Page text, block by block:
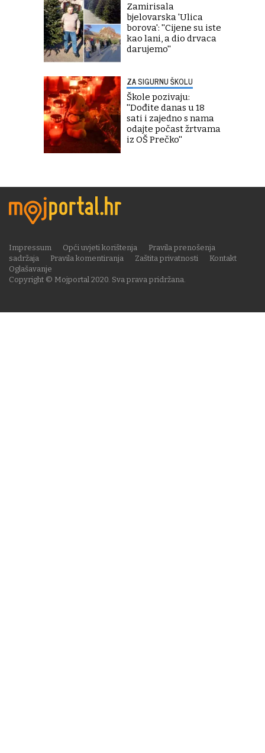
Zamirisala
bjelovarska 'Ulica
borova': ''Cijene su iste
kao lani, a dio drvaca
darujemo''
ZA SIGURNU ŠKOLU
Škole pozivaju:
''Dođite danas u 18
sati i zajedno s nama
odajte počast žrtvama
iz OŠ Prečko''
Copyright © Mojportal 2020. Sva prava pridržana.
Impressum Opći uvjeti korištenja
Pravila prenošenja
sadržaja
Pravila komentiranja Zaštita privatnosti
Kontakt
Oglašavanje